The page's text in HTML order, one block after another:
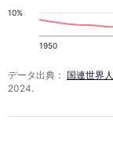
10%
1950
データ出典： 国連世界
2024.